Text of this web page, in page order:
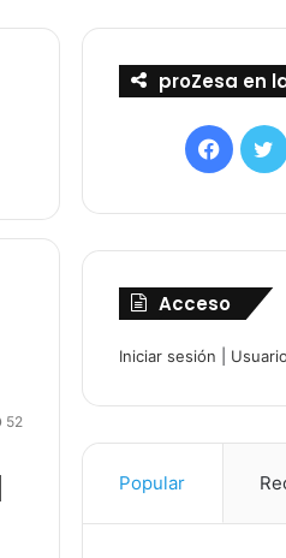
52
proZesa en
Acceso
Iniciar sesión
Popular